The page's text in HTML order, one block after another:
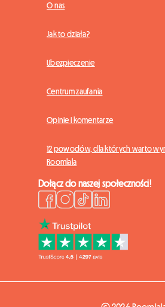
O nas
Jak to działa?
Ubezpieczenie
Centrum zaufania
Opinie i komentarze
12 powodów, dla których warto
Roomlala
Dołącz do naszej społeczności!